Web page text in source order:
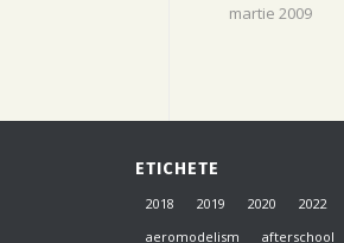
martie 2009
ETICHETE
2018 2019 2020 2022
aeromodelism
afterschool